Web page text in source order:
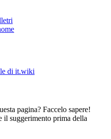
di it.wiki
pagina? Faccelo sapere!
il suggerimento prima della